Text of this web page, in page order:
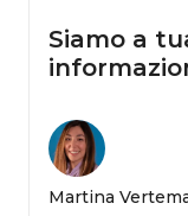
Siamo a
Martina